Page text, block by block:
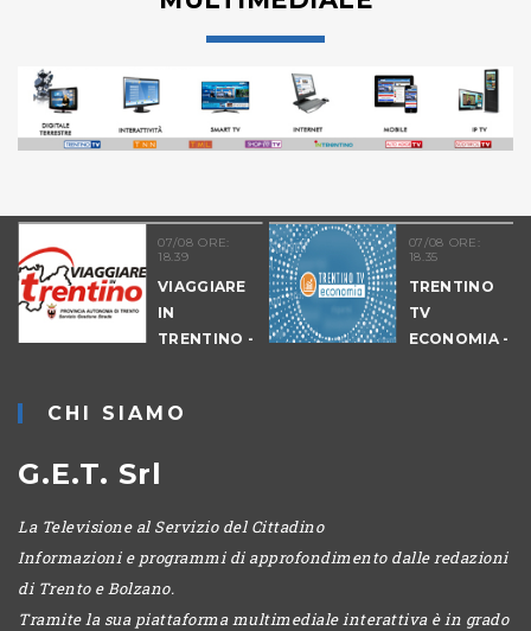
07/08 ORE:
18.39
VIAGGIARE
IN
TRENTINO -
07/08 ORE:
18.35
TRENTINO
TV
ECONOMIA -
CHI SIAMO
G.E.T. Srl
La Televisione al Servizio del Cittadino
Informazioni e programmi di approfondimento dalle redazioni
di Trento e Bolzano.
Tramite la sua piattaforma multimediale interattiva è in grado